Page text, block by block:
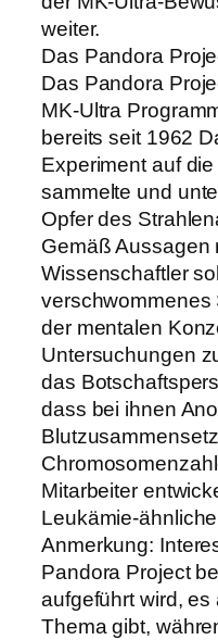
weiter.
Das Pandora
Das Pandora
MK-Ultra
bereits seit 1962
Experiment auf
sammelte und
Opfer des
Gemäß Aussagen
Wissenschaftler
verschwommenes
der mentalen
Untersuchungen
das
dass bei ihnen
Mitarbeiter
Leukämie-
Anmerkung:
Pandora Project
aufgeführt wird, es
Thema gibt,